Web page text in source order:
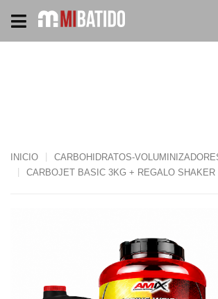
INICIO
CARBOHIDRATOS-
CARBOJET BASIC 3KG + REGALO SHAKER